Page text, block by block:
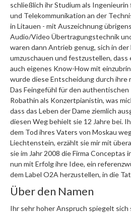
schließlich ihr Studium als
und Telekommunikation an der
in Litauen - mit Auszeichnung
Audio/Video Übertragungstechnik
waren dann Antrieb genug, sich in der
umzuschauen und festzustellen,
auch eigenes Know-How mit
wurde diese Entscheidung durch ihre
Das Feingefühl für den authentischen
Robathin als Konzertpianistin, was
dass das Leben der Dame ziemlich
diesen Weg behielt sie 12 Jahre bei.
dem Tod ihres Vaters von Moskau
Liechtenstein, erzählt sie mir mit
sie im Jahr 2008 die Firma Conceptas
nun mit Erfolg ihre Idee, ein
dem Label O2A herzustellen, in die
Über den Namen
Ihr sehr hoher Anspruch spiegelt sich